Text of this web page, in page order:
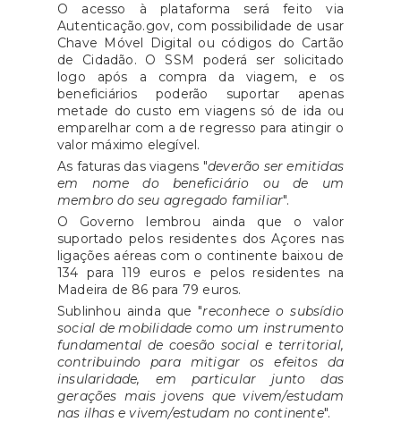
O acesso à plataforma será feito via
Autenticação.gov, com possibilidade de usar
Chave Móvel Digital ou códigos do Cartão
de Cidadão. O SSM poderá ser solicitado
logo após a compra da viagem, e os
beneficiários poderão suportar apenas
metade do custo em viagens só de ida ou
emparelhar com a de regresso para atingir o
valor máximo elegível.
As faturas das viagens "deverão ser emitidas
em nome do beneficiário ou de um
membro do seu agregado familiar".
O Governo lembrou ainda que o valor
suportado pelos residentes dos Açores nas
ligações aéreas com o continente baixou de
134 para 119 euros e pelos residentes na
Madeira de 86 para 79 euros.
Sublinhou ainda que "reconhece o subsídio
social de mobilidade como um instrumento
fundamental de coesão social e territorial,
contribuindo para mitigar os efeitos da
insularidade, em particular junto das
gerações mais jovens que vivem/estudam
nas ilhas e vivem/estudam no continente".